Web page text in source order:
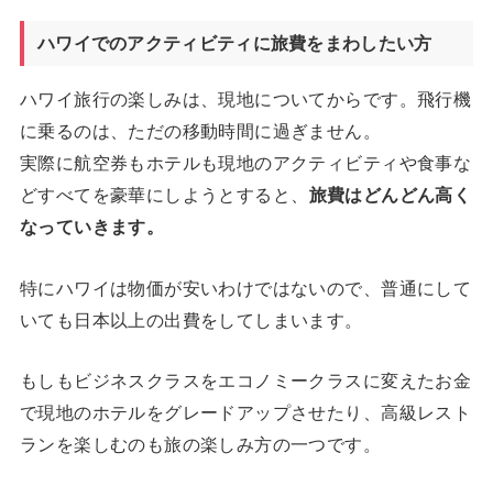
ハワイでのアクティビティに旅費をまわしたい方
ハワイ旅行の楽しみは、現地についてからです。飛行機
に乗るのは、ただの移動時間に過ぎません。
実際に航空券もホテルも現地のアクティビティや食事な
どすべてを豪華にしようとすると、 旅費はどんどん高く
なっていきます。
特にハワイは物価が安いわけではないので、普通にして
いても日本以上の出費をしてしまいます。
もしもビジネスクラスをエコノミークラスに変えたお金
で現地のホテルをグレードアップさせたり、高級レスト
ランを楽しむのも旅の楽しみ方の一つです。